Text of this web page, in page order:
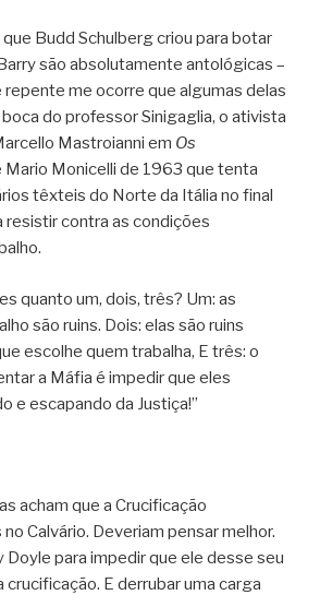
Budd Schulberg criou para botar
são absolutamente antológicas –
me ocorre que algumas delas
do professor Sinigaglia, o ativista
Mastroianni em Os
Mario Monicelli de 1963 que tenta
têxteis do Norte da Itália no final
resistir contra as condições
quanto um, dois, três? Um: as
são ruins. Dois: elas são ruins
escolhe quem trabalha, E três: o
a Máfia é impedir que eles
e escapando da Justiça!”
acham que a Crucificação
Calvário. Deveriam pensar melhor.
Doyle para impedir que ele desse seu
E derrubar uma carga